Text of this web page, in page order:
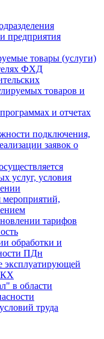
предприятия
товары (услуги)
ФХД
товаров и
и отчетах
подключения,
заявок о
услуг, условия
тарифов
обработки и
ПДн
эксплуатирующей
в области
труда